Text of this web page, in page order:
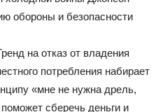
обороны и безопасности
на отказ от владения
потребления набирает
«мне не нужна дрель,
сберечь деньги и